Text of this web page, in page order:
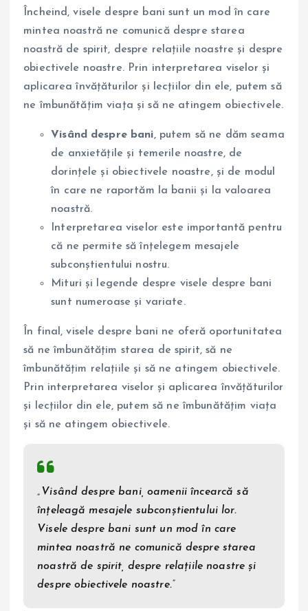
Încheind, visele despre bani sunt un mod în care
mintea noastră ne comunică despre starea
noastră de spirit, despre relațiile noastre și despre
obiectivele noastre. Prin interpretarea viselor și
aplicarea învățăturilor și lecțiilor din ele, putem să
ne îmbunătățim viața și să ne atingem obiectivele.
Visând despre bani, putem să ne dăm seama
de anxietățile și temerile noastre, de
dorințele și obiectivele noastre, și de modul
în care ne raportăm la banii și la valoarea
noastră.
Interpretarea viselor este importantă pentru
că ne permite să înțelegem mesajele
subconștientului nostru.
Mituri și legende despre visele despre bani
sunt numeroase și variate.
În final, visele despre bani ne oferă oportunitatea
să ne îmbunătățim starea de spirit, să ne
îmbunătățim relațiile și să ne atingem obiectivele.
Prin interpretarea viselor și aplicarea învățăturilor
și lecțiilor din ele, putem să ne îmbunătățim viața
și să ne atingem obiectivele.
„Visând despre bani, oamenii încearcă să
înțeleagă mesajele subconștientului lor.
Visele despre bani sunt un mod în care
mintea noastră ne comunică despre starea
noastră de spirit, despre relațiile noastre și
despre obiectivele noastre.”